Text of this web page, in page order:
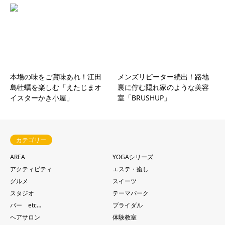
本場の味をご賞味あれ！江田
島牡蠣を楽しむ「えたじまオ
イスターかき小屋」
メンズリピーター続出！路地
裏に佇む隠れ家のような美容
室「BRUSHUP」
カテゴリー
AREA
YOGAシリーズ
アクティビティ
エステ・癒し
グルメ
スイーツ
スタジオ
テーマパーク
バー etc…
ブライダル
ヘアサロン
体験教室